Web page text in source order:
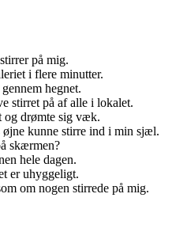
på mig.
i flere minutter.
hegnet.
stirret på af alle i lokalet.
og drømte sig væk.
øjne kunne stirre ind i min sjæl.
skærmen?
hele dagen.
er uhyggeligt.
om nogen stirrede på mig.